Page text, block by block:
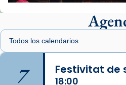
Arquebisbat de
1 week ago
Memòria de les santes
Semproniana, verges i
Acompanyant la
7 Festivitat de
18:00